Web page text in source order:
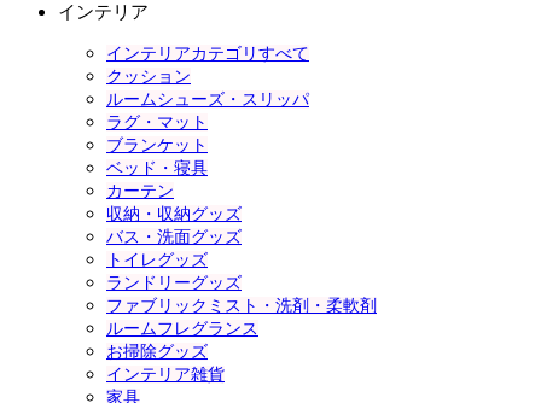
インテリア
インテリアカテゴリすべて
クッション
ルームシューズ・スリッパ
ラグ・マット
ブランケット
ベッド・寝具
カーテン
収納・収納グッズ
バス・洗面グッズ
トイレグッズ
ランドリーグッズ
ファブリックミスト・洗剤・柔軟剤
ルームフレグランス
お掃除グッズ
インテリア雑貨
家具